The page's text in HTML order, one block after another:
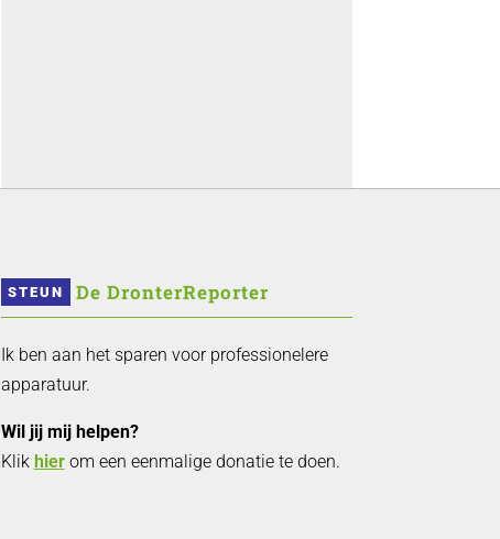
STEUN De DronterReporter
Ik ben aan het sparen voor professionelere
apparatuur.
Wil jij mij helpen?
Klik hierom een eenmalige donatie te doen.